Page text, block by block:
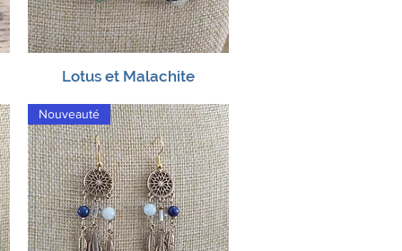
Aperçu rapide
Lotus et Malachite
Nouveauté